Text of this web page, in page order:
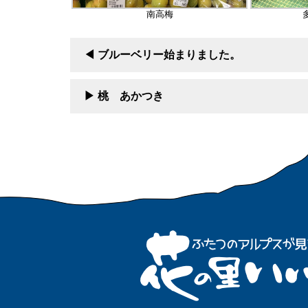
南高梅
ブルーベリー始まりました。
桃 あかつき